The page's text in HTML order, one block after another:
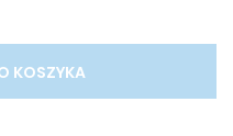
KOSZYKA